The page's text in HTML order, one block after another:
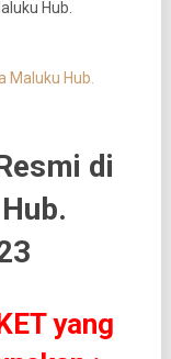
yang